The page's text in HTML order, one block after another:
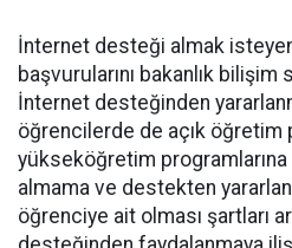
İnternet desteği almak
başvurularını bakanlık
İnternet desteğinden
öğrencilerde de açık öğretim
yükseköğretim programlarına
almama ve destekten
öğrenciye ait olması şartları